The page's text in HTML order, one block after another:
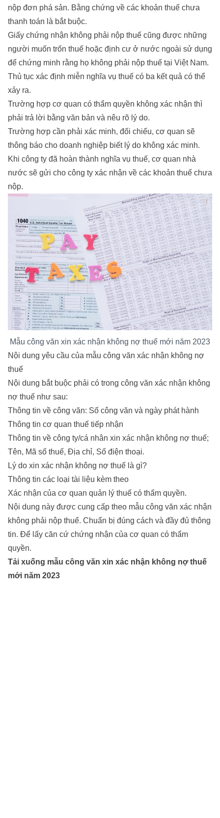
nộp đơn phá sản. Bằng chứng về các khoản thuế chưa
thanh toán là bắt buộc.
Giấy chứng nhận không phải nộp thuế cũng được những
người muốn trốn thuế hoặc định cư ở nước ngoài sử dụng
để chứng minh rằng họ không phải nộp thuế tại Việt Nam.
Thủ tục xác định miễn nghĩa vụ thuế có ba kết quả có thể
xảy ra.
Trường hợp cơ quan có thẩm quyền không xác nhận thì
phải trả lời bằng văn bản và nêu rõ lý do.
Trường hợp cần phải xác minh, đối chiếu, cơ quan sẽ
thông báo cho doanh nghiệp biết lý do không xác minh.
Khi công ty đã hoàn thành nghĩa vụ thuế, cơ quan nhà
nước sẽ gửi cho công ty xác nhận về các khoản thuế chưa
nộp.
Mẫu công văn xin xác nhận không nợ thuế mới năm 2023
Nội dung yêu cầu của mẫu công văn xác nhận không nợ
thuế
Nội dung bắt buộc phải có trong công văn xác nhận không
nợ thuế như sau:
Thông tin về công văn: Số công văn và ngày phát hành
Thông tin cơ quan thuế tiếp nhận
Thông tin về công ty/cá nhân xin xác nhận không nợ thuế;
Tên, Mã số thuế, Địa chỉ, Số điện thoại.
Lý do xin xác nhận không nợ thuế là gì?
Thông tin các loại tài liệu kèm theo
Xác nhận của cơ quan quản lý thuế có thẩm quyền.
Nội dung này được cung cấp theo mẫu công văn xác nhận
không phải nộp thuế. Chuẩn bị đúng cách và đầy đủ thông
tin. Để lấy căn cứ chứng nhận của cơ quan có thẩm
quyền.
Tải xuống mẫu công văn xin xác nhận không nợ thuế
mới năm 2023